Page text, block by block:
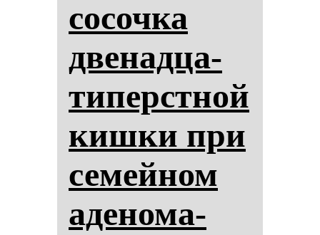
со­соч­ка
две­над­ца­
ти­перстной
киш­ки при
се­мей­ном
аде­но­ма­